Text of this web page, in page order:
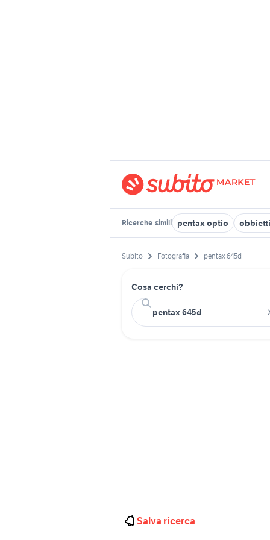
Ricerche simili pentax optio
Subito Fotografia pentax 645d
Cosa cerchi?
Salva ricerca